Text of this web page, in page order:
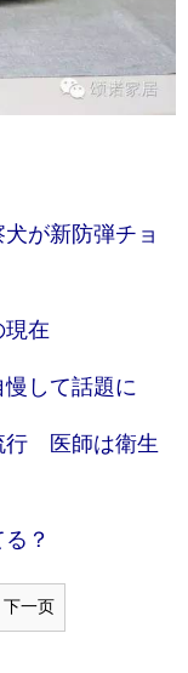
が新防弾チョ
在
して話題に
行 医師は衛生
？
下一页